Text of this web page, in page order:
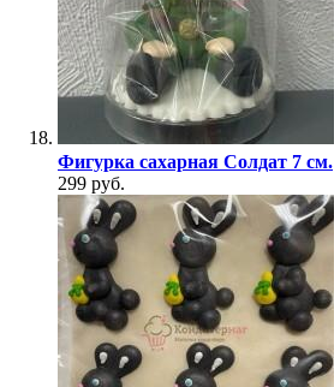
Фигурка сахарная Солдат 7 см.
299 руб.